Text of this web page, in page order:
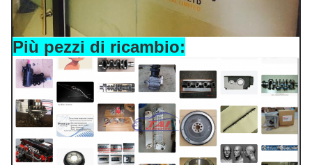
Più pezzi di ricambio: